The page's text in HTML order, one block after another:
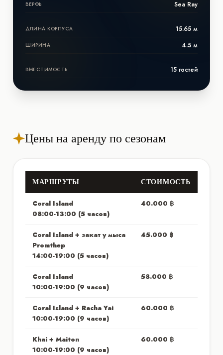
ВЕРФЬ Sea Ray
ДЛИНА КОРПУСА 15.65 м
ШИРИНА 4.5 м
ВМЕСТИМОСТЬ 15 гостей
Цены на аренду по сезонам
МАРШРУТЫ СТОИМОСТЬ
Coral Island
08:00-13:00 (5 часов)
40.000 ฿
Coral Island + закат у мыса
Promthep
14:00-19:00 (5 часов)
45.000 ฿
Coral Island
10:00-19:00 (9 часов)
58.000 ฿
Coral Island + Racha Yai
10:00-19:00 (9 часов)
60.000 ฿
Khai + Maiton
10:00-19:00 (9 часов)
60.000 ฿